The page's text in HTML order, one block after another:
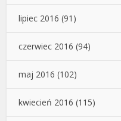
lipiec 2016 (91)
czerwiec 2016 (94)
maj 2016 (102)
kwiecień 2016 (115)